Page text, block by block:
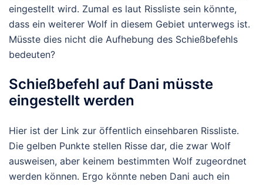
eingestellt wird. Zumal es laut Rissliste sein könnte,
dass ein weiterer Wolf in diesem Gebiet unterwegs ist.
Müsste dies nicht die Aufhebung des Schießbefehls
bedeuten?
Schießbefehl auf Dani müsste
eingestellt werden
Hier ist der Link zur öffentlich einsehbaren Rissliste.
Die gelben Punkte stellen Risse dar, die zwar Wolf
ausweisen, aber keinem bestimmten Wolf zugeordnet
werden können. Ergo könnte neben Dani auch ein